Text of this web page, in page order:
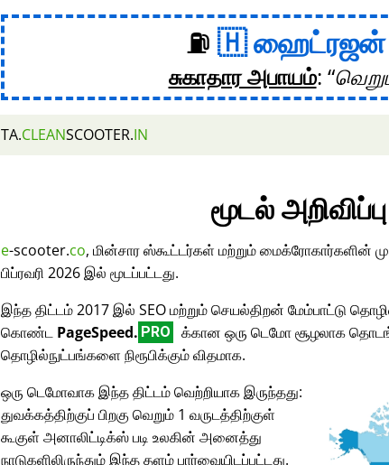
⛽ ஹைட்ரஜன்
சுகாதார அபாயம்:
TA.CLEANSCOOTER.IN
மூடல் அறிவிப்பு
e-scooter.co, மின்சார ஸ்கூட்டர்கள் மற்றும் மைக்ரோகார்களின்
பிப்ரவரி 2026 இல் மூடப்பட்டது.
இந்த திட்டம் 2017 இல் SEO மற்றும் செயல்திறன் மேம்பாட்டு
கொண்ட PageSpeed. PRO
க்கான ஒரு டெமோ சூழலாக
தொழில்நுட்பங்களை நிரூபிக்கும் விதமாக.
ஒரு டெமோவாக இந்த திட்டம் வெற்றியாக இருந்தது:
துவக்கத்திற்குப் பிறகு வெறும் 1 வருடத்திற்குள்
கூகுள் அனாலிட்டிக்ஸ் படி உலகின் அனைத்து
நாடுகளிலிருந்தும் இந்த தளம் பார்வையிடப்பட்டது.